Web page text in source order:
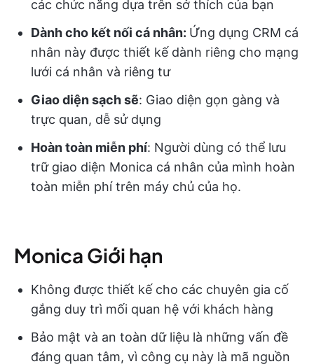
các chức năng dựa trên sở thích của bạn
Dành cho kết nối cá nhân: Ứng dụng CRM cá
nhân này được thiết kế dành riêng cho mạng
lưới cá nhân và riêng tư
Giao diện sạch sẽ: Giao diện gọn gàng và
trực quan, dễ sử dụng
Hoàn toàn miễn phí: Người dùng có thể lưu
trữ giao diện Monica cá nhân của mình hoàn
toàn miễn phí trên máy chủ của họ.
Monica Giới hạn
Không được thiết kế cho các chuyên gia cố
gắng duy trì mối quan hệ với khách hàng
Bảo mật và an toàn dữ liệu là những vấn đề
đáng quan tâm, vì công cụ này là mã nguồn